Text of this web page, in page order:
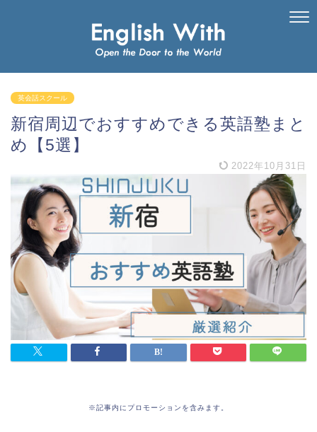
英会話スクール
新宿周辺でおすすめできる英語塾まと
め【5選】
2022年10月31日
※記事内にプロモーションを含みます。